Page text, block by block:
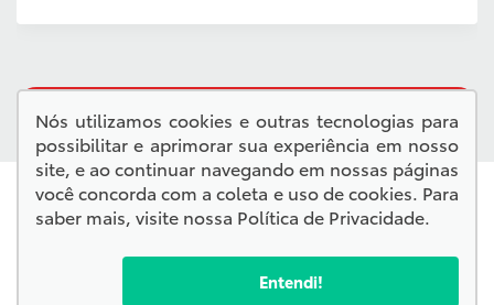
Confira endereços, telefones e horários, selecionando a
Nós utilizamos cookies e outras tecnologias para
possibilitar e aprimorar sua experiência em nosso
site, e ao continuar navegando em nossas páginas
você concorda com a coleta e uso de cookies. Para
saber mais, visite nossa Política de Privacidade.
Entendi!